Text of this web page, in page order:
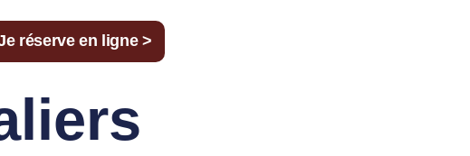
réserve en ligne >